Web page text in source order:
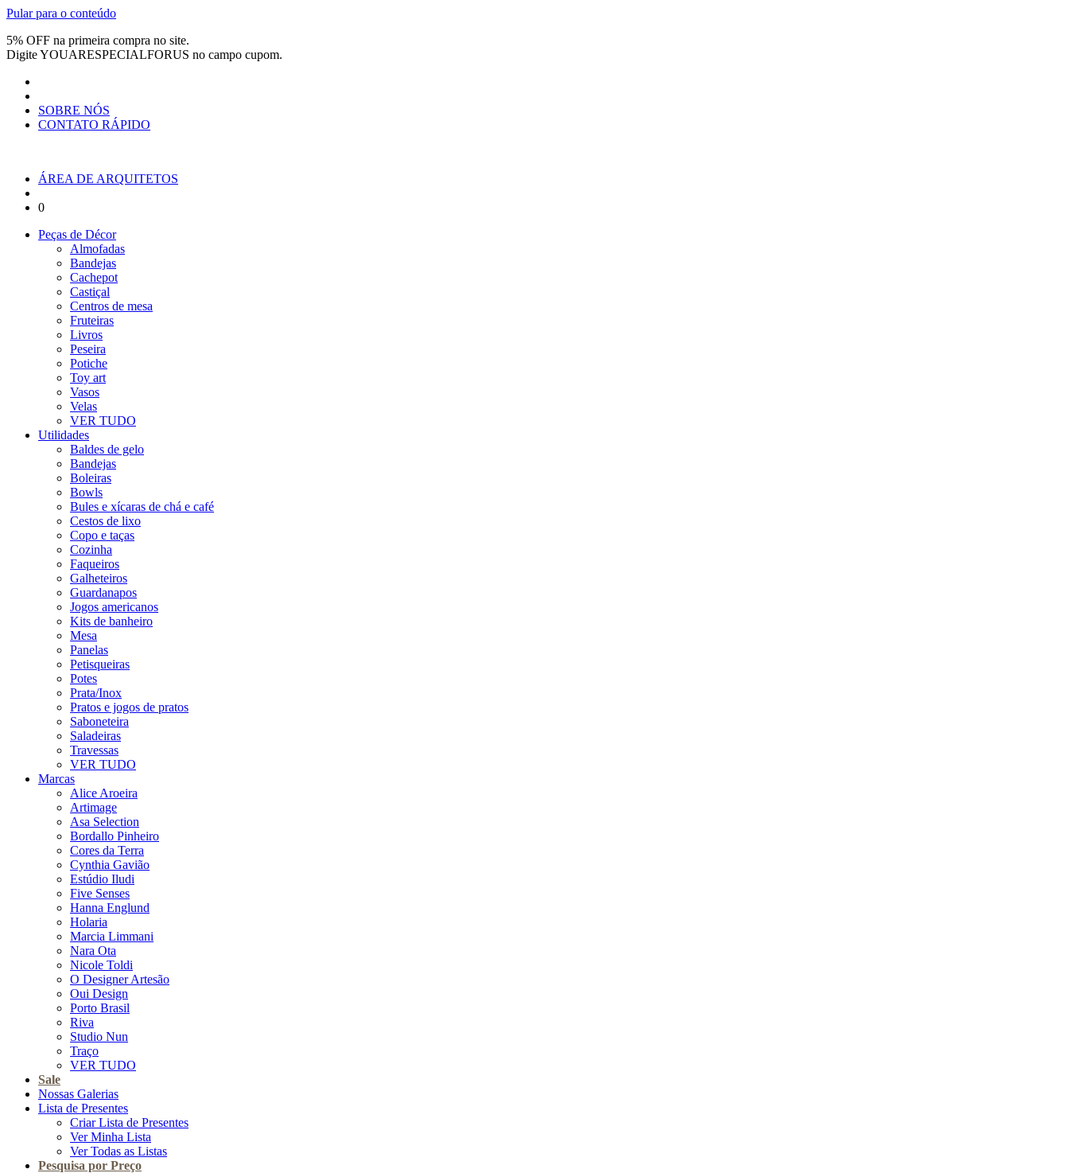
Pular para o conteúdo
5% OFF na primeira compra no site.
DigiteYOUARESPECIALFORUS no campo cupom.
SOBRE NÓS
CONTATO RÁPIDO
ÁREA DE ARQUITETOS
0
Peças de Décor
Almofadas
Bandejas
Cachepot
Castiçal
Centros de mesa
Fruteiras
Livros
Peseira
Potiche
Toy art
Vasos
Velas
VER TUDO
Utilidades
Baldes de gelo
Bandejas
Boleiras
Bowls
Bules e xícaras de chá e café
Cestos de lixo
Copo e taças
Cozinha
Faqueiros
Galheteiros
Guardanapos
Jogos americanos
Kits de banheiro
Mesa
Panelas
Petisqueiras
Potes
Prata/Inox
Pratos e jogos de pratos
Saboneteira
Saladeiras
Travessas
VER TUDO
Marcas
Alice Aroeira
Artimage
Asa Selection
Bordallo Pinheiro
Cores da Terra
Cynthia Gavião
Estúdio Iludi
Five Senses
Hanna Englund
Holaria
Marcia Limmani
Nara Ota
Nicole Toldi
O Designer Artesão
Oui Design
Porto Brasil
Riva
Studio Nun
Traço
VER TUDO
Sale
Nossas Galerias
Lista de Presentes
Criar Lista de Presentes
Ver Minha Lista
Ver Todas as Listas
Pesquisa por Preço